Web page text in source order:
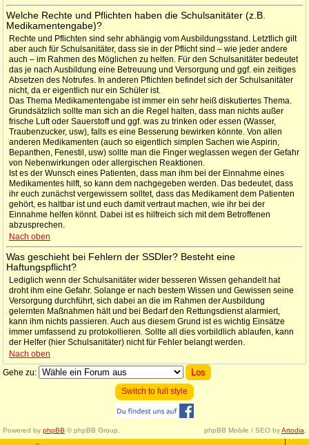
Welche Rechte und Pflichten haben die Schulsanitäter (z.B.
Medikamentengabe)?
Rechte und Pflichten sind sehr abhängig vom Ausbildungsstand. Letztlich gilt
aber auch für Schulsanitäter, dass sie in der Pflicht sind – wie jeder andere
auch – im Rahmen des Möglichen zu helfen. Für den Schulsanitäter bedeutet
das je nach Ausbildung eine Betreuung und Versorgung und ggf. ein zeitiges
Absetzen des Notrufes. In anderen Pflichten befindet sich der Schulsanitäter
nicht, da er eigentlich nur ein Schüler ist.
Das Thema Medikamentengabe ist immer ein sehr heiß diskutiertes Thema.
Grundsätzlich sollte man sich an die Regel halten, dass man nichts außer
frische Luft oder Sauerstoff und ggf. was zu trinken oder essen (Wasser,
Traubenzucker, usw), falls es eine Besserung bewirken könnte. Von allen
anderen Medikamenten (auch so eigentlich simplen Sachen wie Aspirin,
Bepanthen, Fenestil, usw) sollte man die Finger weglassen wegen der Gefahr
von Nebenwirkungen oder allergischen Reaktionen.
Ist es der Wunsch eines Patienten, dass man ihm bei der Einnahme eines
Medikamentes hilft, so kann dem nachgegeben werden. Das bedeutet, dass
ihr euch zunächst vergewissern solltet, dass das Medikament dem Patienten
gehört, es haltbar ist und euch damit vertraut machen, wie ihr bei der
Einnahme helfen könnt. Dabei ist es hilfreich sich mit dem Betroffenen
abzusprechen.
Nach oben
Was geschieht bei Fehlern der SSDler? Besteht eine
Haftungspflicht?
Lediglich wenn der Schulsanitäter wider besseren Wissen gehandelt hat
droht ihm eine Gefahr. Solange er nach bestem Wissen und Gewissen seine
Versorgung durchführt, sich dabei an die im Rahmen der Ausbildung
gelernten Maßnahmen hält und bei Bedarf den Rettungsdienst alarmiert,
kann ihm nichts passieren. Auch aus diesem Grund ist es wichtig Einsätze
immer umfassend zu protokollieren. Sollte all dies vorbildlich ablaufen, kann
der Helfer (hier Schulsanitäter) nicht für Fehler belangt werden.
Nach oben
Gehe zu:
Switch to full style
Powered by phpBB © phpBB Group. phpBB Mobile / SEO byArtodia